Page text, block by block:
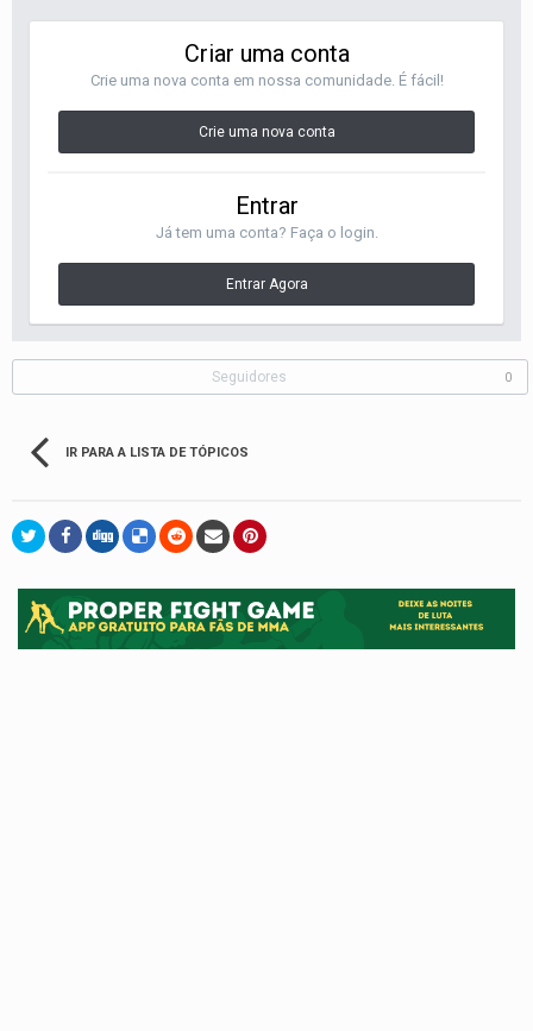
Criar uma conta
Crie uma nova conta em nossa comunidade. É fácil!
Crie uma nova conta
Entrar
Já tem uma conta? Faça o login.
Entrar Agora
Seguidores 0
IR PARA A LISTA DE TÓPICOS